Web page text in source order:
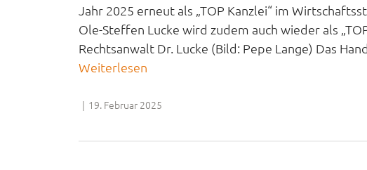
Jahr 2025 erneut als „TOP Kanzlei“ im
Ole-Steffen Lucke wird zudem auch wieder als
Rechtsanwalt Dr. Lucke (Bild: Pepe Lange) Das
Weiterlesen
| 19. Februar 2025